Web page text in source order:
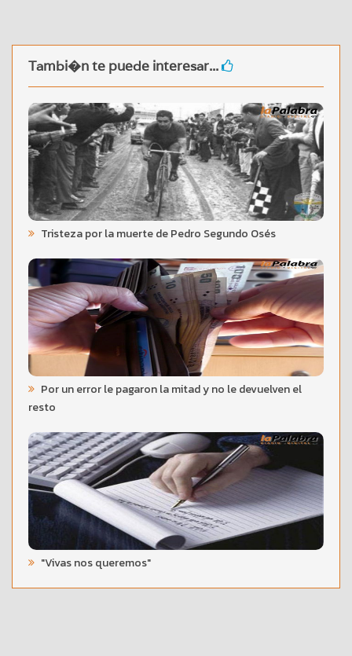
Tambi�n te puede interesar...
Tristeza por la muerte de Pedro Segundo Osés
Por un error le pagaron la mitad y no le devuelven el
resto
"Vivas nos queremos"